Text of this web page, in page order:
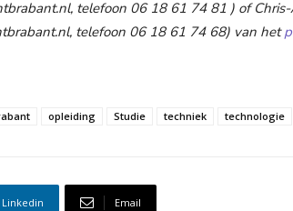
, telefoon 06 18 61 74 81 ) of
, telefoon 06 18 61 74 68) van het
opleiding Studie techniek technologie
Linkedin Email